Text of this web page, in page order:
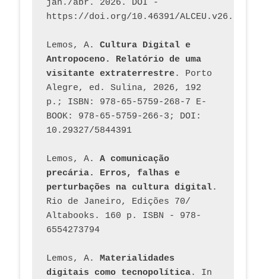
jan./abr. 2026. DOI -
https://doi.org/10.46391/
Lemos, A. Cultura Digital e
Antropoceno. Relatório de uma
visitante extraterrestre. Porto
Alegre, ed. Sulina, 2026, 192
p.; ISBN: 978-65-5759-268-7 E-
BOOK: 978-65-5759-266-3; DOI:
10.29327/5844391
Lemos, A. A comunicação
precária. Erros, falhas e
perturbações na cultura digital.
Rio de Janeiro, Edições 70/
Altabooks. 160 p. ISBN - 978-
6554273794
Lemos, A. Materialidades
digitais como tecnopolítica